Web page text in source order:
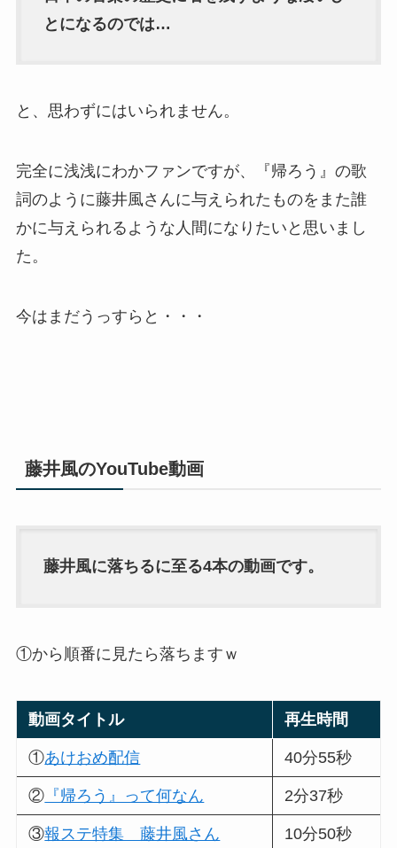
とになるのでは…
と、思わずにはいられません。
完全に浅浅にわかファンですが、『帰ろう』の歌
詞のように藤井風さんに与えられたものをまた誰
かに与えられるような人間になりたいと思いまし
た。
今はまだうっすらと・・・
藤井風のYouTube動画
藤井風に落ちるに至る4本の動画です。
①から順番に見たら落ちますｗ
動画タイトル 再生時間
①あけおめ配信 40分55秒
② 『帰ろう』って何なん 2分37秒
③報ステ特集 藤井風さん 10分50秒